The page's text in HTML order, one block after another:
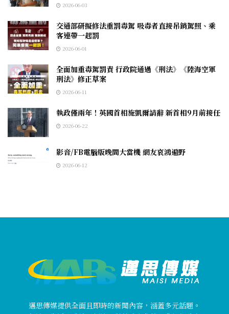
2026-06-03
交通部研擬修法重罰毒駕 吸毒者直接吊銷駕照、乘
客連帶一起罰
2026-06-01
全面加重毒駕罰責 行政院通過《刑法》《陸海空軍
刑法》修正草案
2026-06-11
執政僅兩年！英國首相施凱爾請辭 新首相9月前接任
2026-06-22
影音/FB電腦版晚間大當機 網友哀鴻遍野
2026-06-12
邁思傳媒提供全面且即時的新聞內容，涵蓋多元話題。